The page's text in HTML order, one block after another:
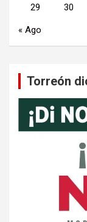
29 30
« Ago
Torreón